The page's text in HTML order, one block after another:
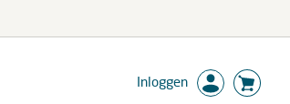
Inloggen